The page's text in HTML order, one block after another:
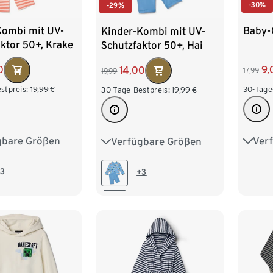
mit UV-
50+, Krake
19,99€
Größen
86/92
-29%
Kinder-Kombi mit UV-
Schutzfaktor 50+, Hai
19,99 14,00
30-Tage-Bestpreis: 19,99 €
Verfügbare Größen
74/80 86/92
98/104 +3
-30%
17,99
30-
62/